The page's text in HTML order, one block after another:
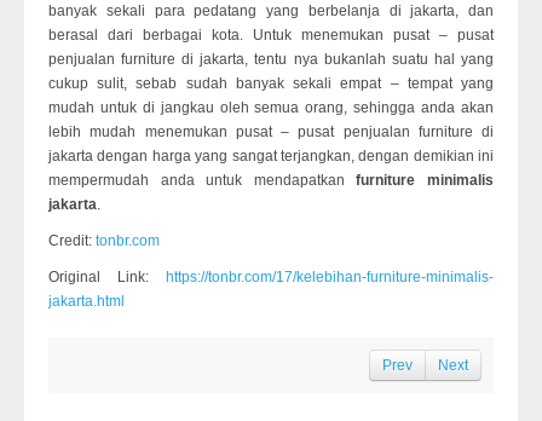
banyak sekali para pedatang yang berbelanja di jakarta, dan
berasal dari berbagai kota. Untuk menemukan pusat – pusat
penjualan furniture di jakarta, tentu nya bukanlah suatu hal yang
cukup sulit, sebab sudah banyak sekali empat – tempat yang
mudah untuk di jangkau oleh semua orang, sehingga anda akan
lebih mudah menemukan pusat – pusat penjualan furniture di
jakarta dengan harga yang sangat terjangkan, dengan demikian ini
mempermudah anda untuk mendapatkanfurniture minimalis
jakarta.
Credit: tonbr.com
Original Link: https://tonbr.com/17/kelebihan-furniture-minimalis-
jakarta.html
Prev Next